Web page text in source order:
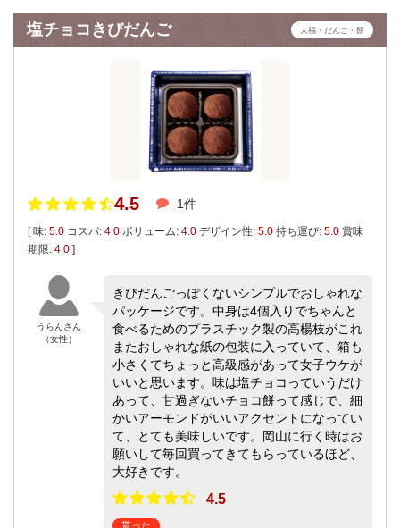
塩チョコきびだんご 大福・だんご・餅
4.5 1件
[ 味: 5.0 コスパ: 4.0 ボリューム: 4.0 デザイン性: 5.0 持ち運び: 5.0 賞味
期限: 4.0 ]
うらんさん
（女性）
きびだんごっぽくないシンプルでおしゃれな
パッケージです。中身は4個入りでちゃんと
食べるためのプラスチック製の高楊枝がこれ
またおしゃれな紙の包装に入っていて、箱も
小さくてちょっと高級感があって女子ウケが
いいと思います。味は塩チョコっていうだけ
あって、甘過ぎないチョコ餅って感じで、細
かいアーモンドがいいアクセントになってい
て、とても美味しいです。岡山に行く時はお
願いして毎回買ってきてもらっているほど、
大好きです。
4.5
貰った